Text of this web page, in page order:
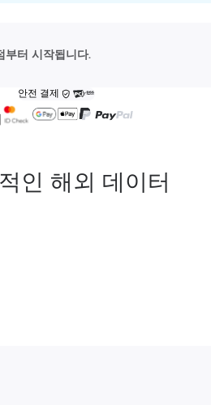
부터 시작됩니다.
안전 결제
인 해외 데이터